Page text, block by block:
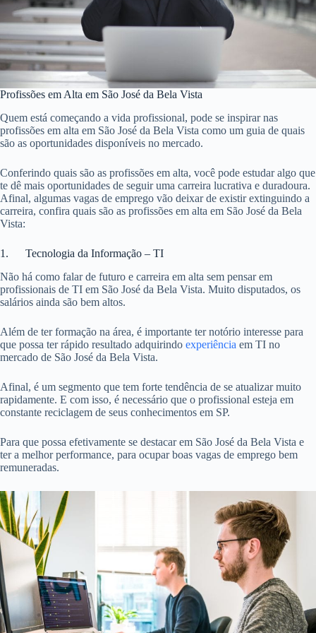
Profissões em Alta em São José da Bela Vista
Quem está começando a vida profissional, pode se inspirar nas
profissões em alta em São José da Bela Vista como um guia de quais
são as oportunidades disponíveis no mercado.
Conferindo quais são as profissões em alta, você pode estudar algo que
te dê mais oportunidades de seguir uma carreira lucrativa e duradoura.
Afinal, algumas vagas de emprego vão deixar de existir extinguindo a
carreira, confira quais são as profissões em alta em São José da Bela
Vista:
1. Tecnologia da Informação – TI
Não há como falar de futuro e carreira em alta sem pensar em
profissionais de TI em São José da Bela Vista. Muito disputados, os
salários ainda são bem altos.
Além de ter formação na área, é importante ter notório interesse para
que possa ter rápido resultado adquirindo experiência em TI no
mercado de São José da Bela Vista.
Afinal, é um segmento que tem forte tendência de se atualizar muito
rapidamente. E com isso, é necessário que o profissional esteja em
constante reciclagem de seus conhecimentos em SP.
Para que possa efetivamente se destacar em São José da Bela Vista e
ter a melhor performance, para ocupar boas vagas de emprego bem
remuneradas.